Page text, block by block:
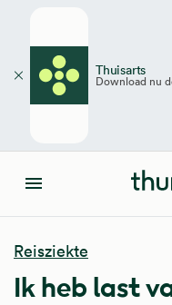
Thuisarts
Download nu
Sluiten
Menu
Reisziekte
Ik heb last